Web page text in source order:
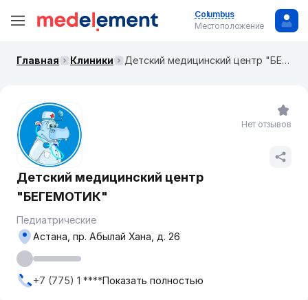
Columbus
Местоположение
Главная Клиники Детский медицинский центр "БЕГЕМОТИК"
Детский медицинский центр
"БЕГЕМОТИК"
Педиатрические
Астана, пр. Абылай Хана, д. 26
+7 (775) 1 ****Показать полностью
Нет отзывов